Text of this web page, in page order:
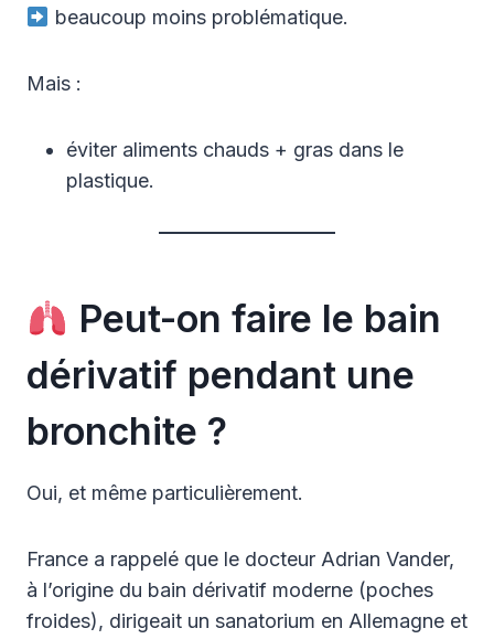
beaucoup moins problématique.
Mais :
éviter aliments chauds + gras dans le
plastique.
Peut-on faire le bain
dérivatif pendant une
bronchite ?
Oui, et même particulièrement.
France a rappelé que le docteur Adrian Vander,
à l’origine du bain dérivatif moderne (poches
froides), dirigeait un sanatorium en Allemagne et